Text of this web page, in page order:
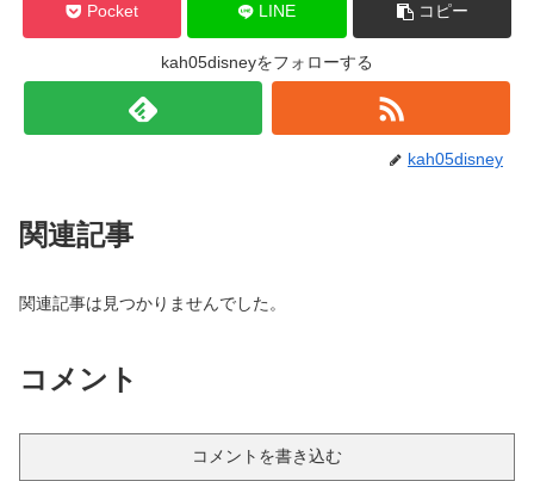
Pocket LINE コピー
kah05disneyをフォローする
kah05disney
関連記事
関連記事は見つかりませんでした。
コメント
コメントを書き込む